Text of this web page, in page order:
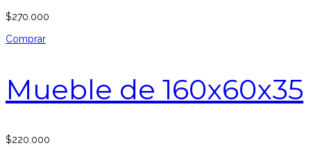
$270.000
Comprar
Mueble de 160x60x35
$220.000